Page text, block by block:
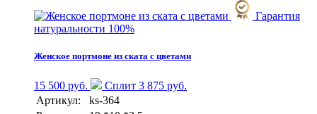
Гарантия
натуральности 100%
Женское портмоне из ската с цветами
15 500 руб.
Сплит 3 875 руб.
Артикул:
ks-364